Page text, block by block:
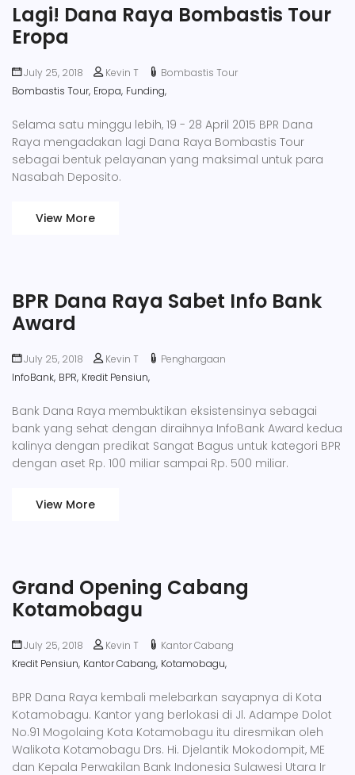
Lagi! Dana Raya Bombastis Tour
Eropa
July 25, 2018 Kevin T
Bombastis Tour
Bombastis Tour, Eropa, Funding,
Selama satu minggu lebih, 19 - 28 April 2015 BPR Dana
Raya mengadakan lagi Dana Raya Bombastis Tour
sebagai bentuk pelayanan yang maksimal untuk para
Nasabah Deposito.
View More
BPR Dana Raya Sabet Info Bank
Award
July 25, 2018 Kevin T
Penghargaan
InfoBank, BPR, Kredit Pensiun,
Bank Dana Raya membuktikan eksistensinya sebagai
bank yang sehat dengan diraihnya InfoBank Award kedua
kalinya dengan predikat Sangat Bagus untuk kategori BPR
dengan aset Rp. 100 miliar sampai Rp. 500 miliar.
View More
Grand Opening Cabang
Kotamobagu
July 25, 2018 Kevin T
Kantor Cabang
Kredit Pensiun, Kantor Cabang, Kotamobagu,
BPR Dana Raya kembali melebarkan sayapnya di Kota
Kotamobagu. Kantor yang berlokasi di Jl. Adampe Dolot
No.91 Mogolaing Kota Kotamobagu itu diresmikan oleh
Walikota Kotamobagu Drs. Hi. Djelantik Mokodompit, ME
dan Kepala Perwakilan Bank Indonesia Sulawesi Utara Ir